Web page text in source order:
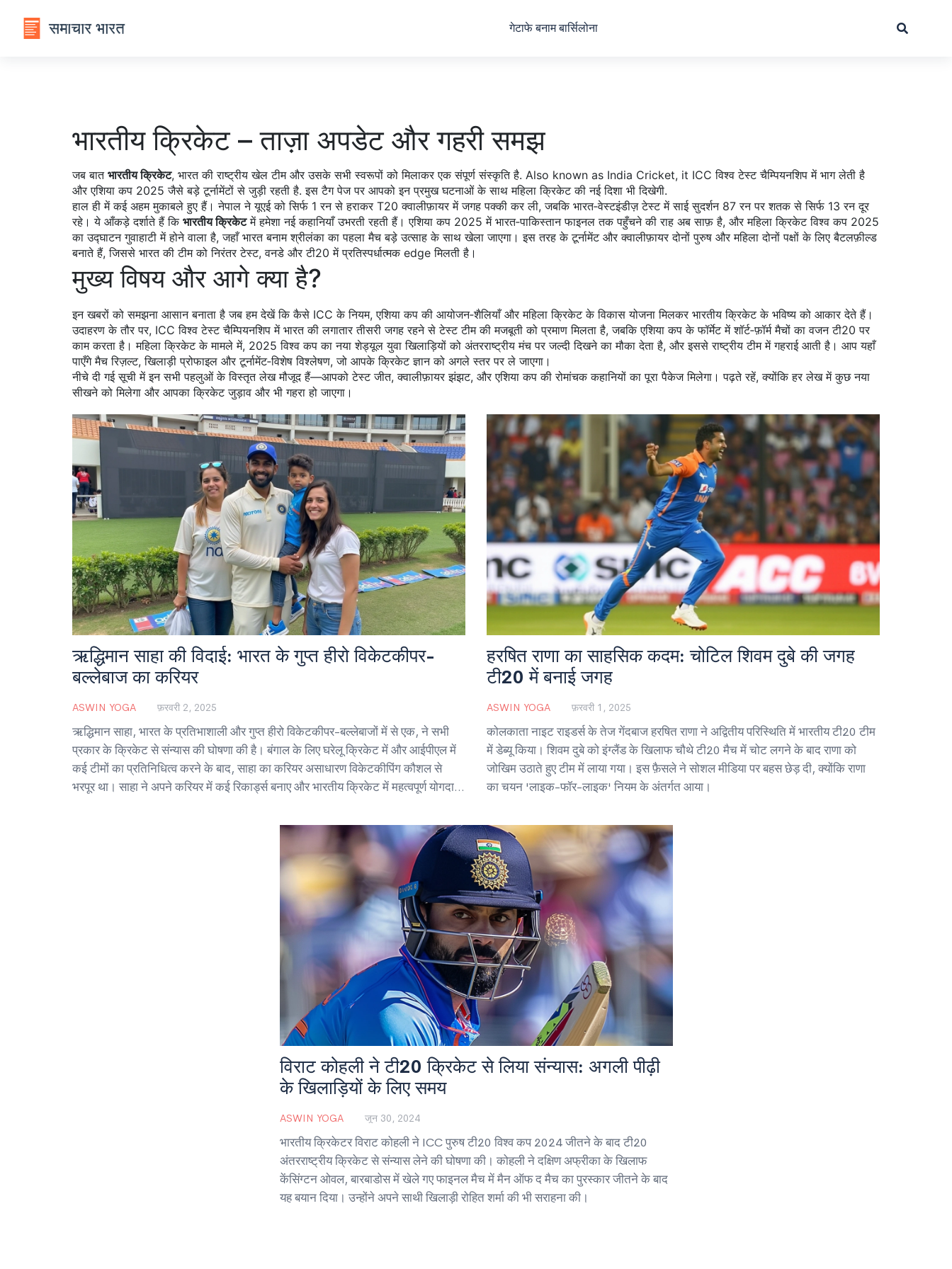
गेटाफे बनाम बार्सिलोना
भारतीय क्रिकेट – ताज़ा अपडेट और गहरी समझ
जब बात भारतीय क्रिकेट, भारत की राष्ट्रीय खेल टीम और उसके सभी स्वरूपों को मिलाकर एक संपूर्ण संस्कृति है. Also known as India Cricket, it ICC विश्व टेस्ट चैम्पियनशिप में भाग लेती है
औरएशिया कप 2025 जैसे बड़े टूर्नामेंटों से जुड़ी रहती है. इस टैग पेज पर आपको इन प्रमुख घटनाओं के साथ महिला क्रिकेट की नई दिशा भी दिखेगी.
हाल ही में कई अहम मुकाबले हुए हैं। नेपाल ने यूएई को सिर्फ 1 रन से हराकर T20 क्वालीफ़ायर में जगह पक्की कर ली, जबकि भारत‑वेस्टइंडीज़ टेस्ट में साई सुदर्शन 87 रन पर शतक से सिर्फ 13 रन दूर
रहे। ये आँकड़े दर्शाते हैं कि भारतीय क्रिकेटमें हमेशा नई कहानियाँ उभरती रहती हैं। एशिया कप 2025 में भारत‑पाकिस्तान फाइनल तक पहुँचने की राह अब साफ़ है, और महिला क्रिकेट विश्व कप 2025
का उद्घाटन गुवाहाटी में होने वाला है, जहाँ भारत बनाम श्रीलंका का पहला मैच बड़े उत्साह के साथ खेला जाएगा। इस तरह के टूर्नामेंट और क्वालीफ़ायर दोनों पुरुष और महिला दोनों पक्षों के लिए बैटलफ़ील्ड
बनाते हैं, जिससे भारत की टीम को निरंतर टेस्ट, वनडे और टी20 में प्रतिस्पर्धात्मक edge मिलती है।
मुख्य विषय और आगे क्या है?
इन खबरों को समझना आसान बनाता है जब हम देखें कि कैसे ICC के नियम, एशिया कप की आयोजन‑शैलियाँ और महिला क्रिकेट के विकास योजना मिलकर भारतीय क्रिकेट के भविष्य को आकार देते हैं।
उदाहरण के तौर पर, ICC विश्व टेस्ट चैम्पियनशिप में भारत की लगातार तीसरी जगह रहने से टेस्ट टीम की मजबूती को प्रमाण मिलता है, जबकि एशिया कप के फॉर्मेट में शॉर्ट‑फ़ॉर्म मैचों का वजन टी20 पर
काम करता है। महिला क्रिकेट के मामले में, 2025 विश्व कप का नया शेड्यूल युवा खिलाड़ियों को अंतरराष्ट्रीय मंच पर जल्दी दिखने का मौका देता है, और इससे राष्ट्रीय टीम में गहराई आती है। आप यहाँ
पाएँगे मैच रिज़ल्ट, खिलाड़ी प्रोफाइल और टूर्नामेंट‑विशेष विश्लेषण, जो आपके क्रिकेट ज्ञान को अगले स्तर पर ले जाएगा।
नीचे दी गई सूची में इन सभी पहलुओं के विस्तृत लेख मौजूद हैं—आपको टेस्ट जीत, क्वालीफ़ायर झंझट, और एशिया कप की रोमांचक कहानियों का पूरा पैकेज मिलेगा। पढ़ते रहें, क्योंकि हर लेख में कुछ नया
सीखने को मिलेगा और आपका क्रिकेट जुड़ाव और भी गहरा हो जाएगा।
ऋद्धिमान साहा की विदाई: भारत के गुप्त हीरो विकेटकीपर-
बल्लेबाज का करियर
ASWIN YOGA फ़रवरी 2, 2025
ऋद्धिमान साहा, भारत के प्रतिभाशाली और गुप्त हीरो विकेटकीपर-बल्लेबाजों में से एक, ने सभी
प्रकार के क्रिकेट से संन्यास की घोषणा की है। बंगाल के लिए घरेलू क्रिकेट में और आईपीएल में
कई टीमों का प्रतिनिधित्व करने के बाद, साहा का करियर असाधारण विकेटकीपिंग कौशल से
भरपूर था। साहा ने अपने करियर में कई रिकार्ड्स बनाए और भारतीय क्रिकेट में महत्वपूर्ण योगदान
हरषित राणा का साहसिक कदम: चोटिल शिवम दुबे की जगह
टी20 में बनाई जगह
ASWIN YOGA फ़रवरी 1, 2025
कोलकाता नाइट राइडर्स के तेज गेंदबाज हरषित राणा ने अद्वितीय परिस्थिति में भारतीय टी20 टीम
में डेब्यू किया। शिवम दुबे को इंग्लैंड के खिलाफ चौथे टी20 मैच में चोट लगने के बाद राणा को
जोखिम उठाते हुए टीम में लाया गया। इस फ़ैसले ने सोशल मीडिया पर बहस छेड़ दी, क्योंकि राणा
का चयन 'लाइक-फॉर-लाइक' नियम के अंतर्गत आया।
विराट कोहली ने टी20 क्रिकेट से लिया संन्यास: अगली पीढ़ी
के खिलाड़ियों के लिए समय
ASWIN YOGA जून 30, 2024
भारतीय क्रिकेटर विराट कोहली ने ICC पुरुष टी20 विश्व कप 2024 जीतने के बाद टी20
अंतरराष्ट्रीय क्रिकेट से संन्यास लेने की घोषणा की। कोहली ने दक्षिण अफ्रीका के खिलाफ
केंसिंग्टन ओवल, बारबाडोस में खेले गए फाइनल मैच में मैन ऑफ द मैच का पुरस्कार जीतने के बाद
यह बयान दिया। उन्होंने अपने साथी खिलाड़ी रोहित शर्मा की भी सराहना की।